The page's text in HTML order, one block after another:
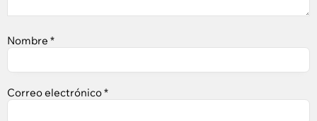
Nombre *
Correo electrónico*